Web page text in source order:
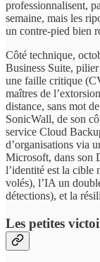
professionnalisent,
semaine, mais les
un contre-pied bien
Côté technique,
Business Suite,
une faille critique
maîtres de
distance, sans mot
SonicWall, de son
service Cloud
d’organisations via
Microsoft, dans son
l’identité est la cible
volés), l’IA un
détections), et la
Les petites